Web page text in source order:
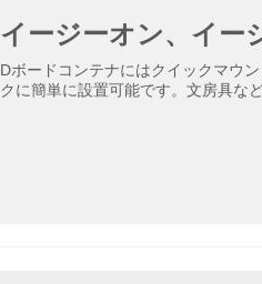
イージーオン、イー
Dボードコンテナにはクイックマウ
クに簡単に設置可能です。文房具な